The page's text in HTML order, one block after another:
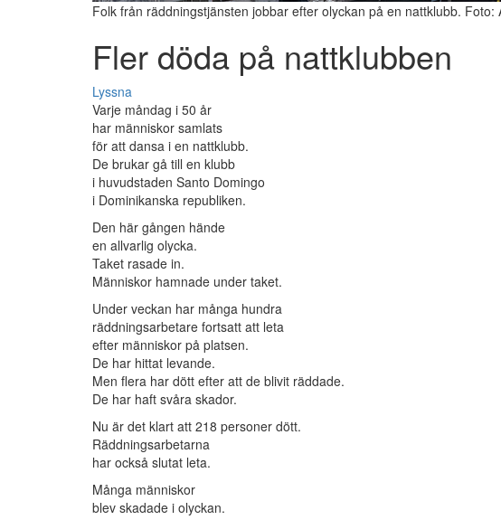
Folk från räddningstjänsten jobbar efter olyckan på en nattklubb. Foto:
Fler döda på nattklubben
Lyssna
Varje måndag i 50 år
har människor samlats
för att dansa i en nattklubb.
De brukar gå till en klubb
i huvudstaden Santo Domingo
i Dominikanska republiken.
Den här gången hände
en allvarlig olycka.
Taket rasade in.
Människor hamnade under taket.
Under veckan har många hundra
räddningsarbetare fortsatt att leta
efter människor på platsen.
De har hittat levande.
Men flera har dött efter att de blivit räddade.
De har haft svåra skador.
Nu är det klart att 218 personer dött.
Räddningsarbetarna
har också slutat leta.
Många människor
blev skadade i olyckan.